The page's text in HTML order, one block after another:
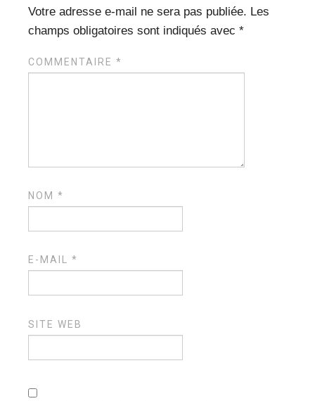
Votre adresse e-mail ne sera pas publiée. Les
champs obligatoires sont indiqués avec*
COMMENTAIRE*
NOM*
E-MAIL*
SITE WEB